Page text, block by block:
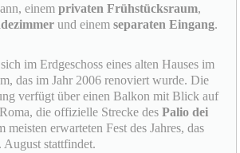
einemprivaten Frühstücksraum,
und einemseparaten Eingang.
im Erdgeschoss eines alten Hauses im
das im Jahr 2006 renoviert wurde. Die
verfügt über einen Balkon mit Blick auf
die offizielle Strecke desPalio dei
meisten erwarteten Fest des Jahres, das
August stattfindet.